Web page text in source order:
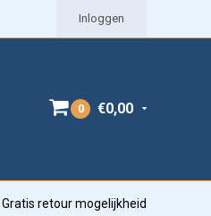
Inloggen
0 €0,00
Gratis retour mogelijkheid